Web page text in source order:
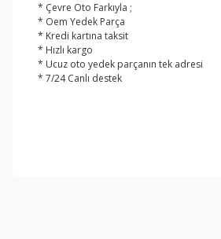
* Çevre Oto Farkıyla ;
* Oem Yedek Parça
* Kredi kartına taksit
* Hızlı kargo
* Ucuz oto yedek parçanın tek adresi
* 7/24 Canlı destek